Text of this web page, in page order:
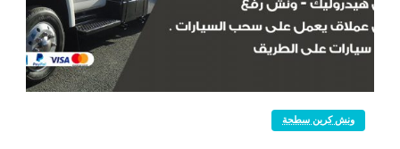
ونش كرين سطحة